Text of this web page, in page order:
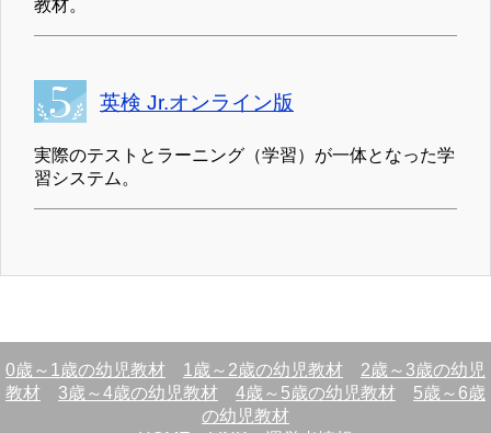
教材。
英検 Jr.オンライン版
実際のテストとラーニング（学習）が一体となった学
習システム。
0歳～1歳の幼児教材 1歳～2歳の幼児教材
2歳～3歳の幼児
教材
3歳～4歳の幼児教材 4歳～5歳の幼児教材
5歳～6歳
の幼児教材